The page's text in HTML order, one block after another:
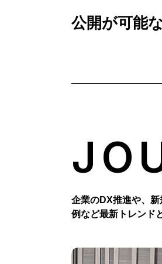
公開が可能
企業のDX推進や、
例など最新トレンド